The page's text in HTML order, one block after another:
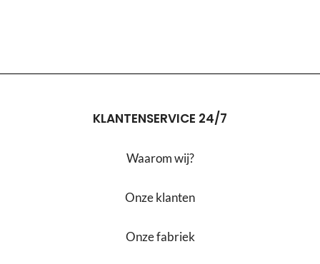
KLANTENSERVICE 24/7
Waarom wij?
Onze klanten
Onze fabriek